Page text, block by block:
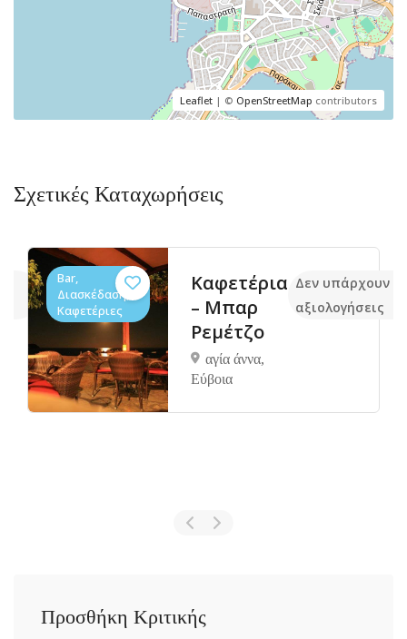
Leaflet | © OpenStreetMap contributors
Σχετικές Καταχωρήσεις
Bar,
Διασκέδαση,
Καφετέριες
Καφετέρια
– Μπαρ
Ρεμέτζο
αγία άννα,
Eύβοια
Δεν υπάρχουν
αξιολογήσεις
Προσθήκη Κριτικής